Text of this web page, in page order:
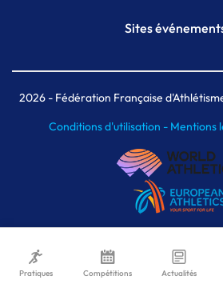
Plateforme
Sites
Meeting de Paris
MAIF Ekiden de
2026- Fédération Française
Conditions d'utilisation - Mentions
Pratiques Compétitions Actualités